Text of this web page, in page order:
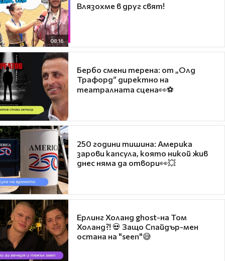
08:16
Влязохме в друг свят!
Бербо смени терена: от „Олд
Трафорд“ директно на
театралната сцена👀⚽
250 години тишина: Америка
зарови капсула, която никой жив
днес няма да отвори👀💥
Ерлинг Холанд ghost-на Том
Холанд?! 💀 Защо Спайдър-мен
остана на "seen"😅